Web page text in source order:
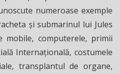
numeroase exemple
şi submarinul lui Jules
mobile, computerele, primii
Internaţională, costumele
transplantul de organe,